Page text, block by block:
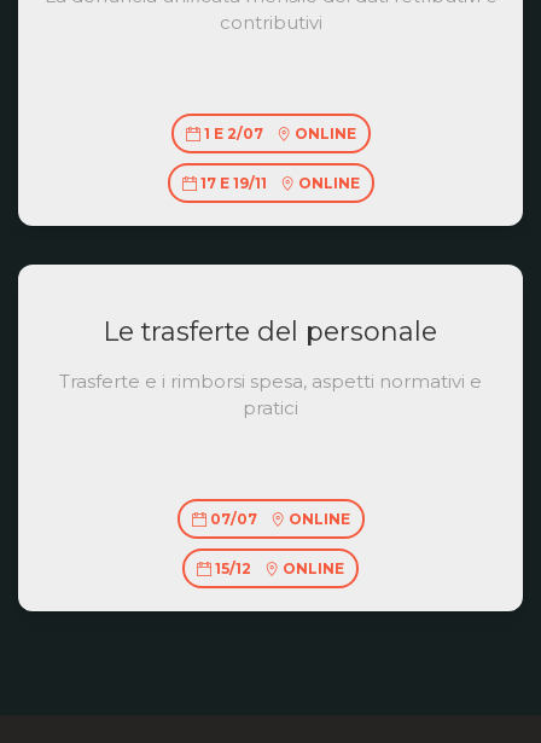
contributivi
1 E 2/07 ONLINE
17 E 19/11 ONLINE
Le trasferte del personale
Trasferte e i rimborsi spesa, aspetti normativi e
pratici
07/07 ONLINE
15/12 ONLINE